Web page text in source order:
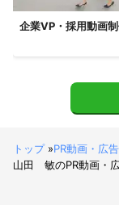
宮代町
白岡市
川島町
北本市
日高市
吉見町
飯能市
常総市
境町
つくば市
八千
企業VP・採用動画
トップ»PR動画・広
山田 敏のPR動画・